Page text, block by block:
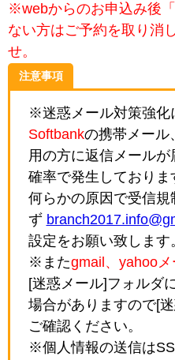
※webからのお申込み後
ない方はご予約を取り消
せ。
注意事項
※迷惑メール対策強化
Softbankの携帯メール
用の方に返信メール
確率で発生しておりま
何らかの原因で受信
ず
設定をお願い致します
※またgmail、yahooメ
[迷惑メール]フォルダ
場合がありますので[
ご確認ください。
※個人情報の送信は